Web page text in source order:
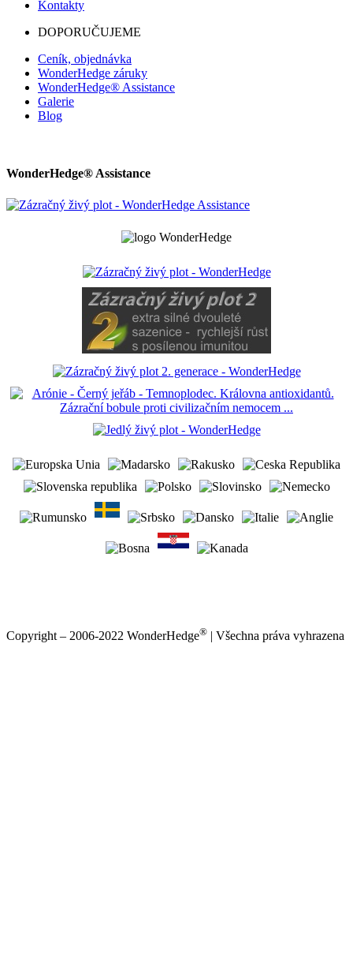
Kontakty
DOPORUČUJEME
Ceník, objednávka
WonderHedge záruky
WonderHedge® Assistance
Galerie
Blog
WonderHedge® Assistance
Copyright – 2006-2022 WonderHedge® | Všechna práva vyhrazena